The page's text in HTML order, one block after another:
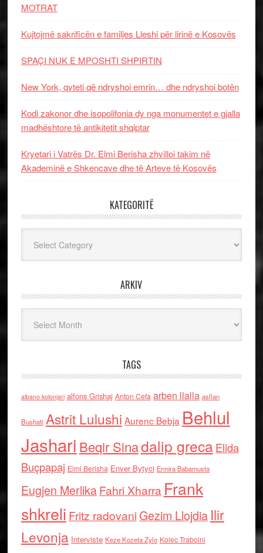
MOTRAT
Kujtojmë sakrificën e familjes Lleshi për lirinë e Kosovës
SPAÇI NUK E MPOSHTI SHPIRTIN
New York, qyteti që ndryshoi emrin… dhe ndryshoi botën
Kodi zakonor dhe isopolifonia dy nga monumentet e gjalla
madhështore të antikitetit shqiptar
Kryetari i Vatrës Dr. Elmi Berisha zhvilloi takim në
Akademinë e Shkencave dhe të Arteve të Kosovës
KATEGORITË
ARKIV
TAGS
albano kolonjari alfons Grishaj Anton Cefa arben llalla asllan
Bushati Astrit Lulushi Aurenc Bebja Behlul
Jashari Beqir Sinadalip grecaElida
Buçpapaj Elmi Berisha Enver Bytyci Ermira Babamusta
Eugjen MerlikaFahri Xharra Frank
shkreli Fritz radovaniGezim Llojdia Ilir
Levonja Interviste Keze Kozeta Zylo Kolec Traboini